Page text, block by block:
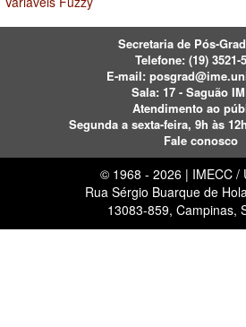
Secretaria de Pós-
Telefone: (19) 3521-
E-mail:
Sala: 17 - Saguão
Atendimento ao
Segunda a sexta-feira, 9h às
Fale conosco
© 1968 - 2026 | IMECC /
Rua Sérgio Buarque de
13083-859, Campinas,